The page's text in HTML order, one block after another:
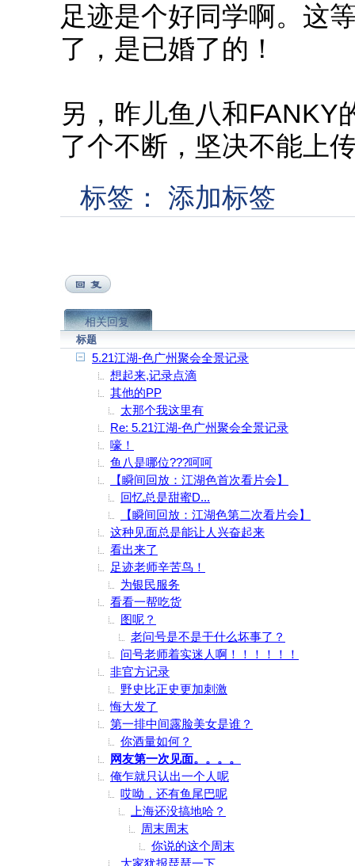
足迹是个好同学啊。这
了，是已婚了的！
另，昨儿鱼八和FANKY
了个不断，坚决不能上
标签： 添加标签
相关回复
标题
5.21江湖-色广州聚会全景记录
想起来,记录点滴
其他的PP
太那个我这里有
Re: 5.21江湖-色广州聚会全景记录
嚎！
鱼八是哪位???呵呵
【瞬间回放：江湖色首次看片会】
回忆总是甜蜜D...
【瞬间回放：江湖色第二次看片会】
这种见面总是能让人兴奋起来
看出来了
足迹老师辛苦鸟！
为银民服务
看看一帮吃货
图呢？
老问号是不是干什么坏事了？
问号老师着实迷人啊！！！！！！
非官方记录
野史比正史更加刺激
悔大发了
第一排中间露脸美女是谁？
你酒量如何？
网友第一次见面。。。。
俺乍就只认出一个人呢
哎呦，还有鱼尾巴呢
上海还没搞地哈？
周末周末
你说的这个周末
大家犹报琵琶一下